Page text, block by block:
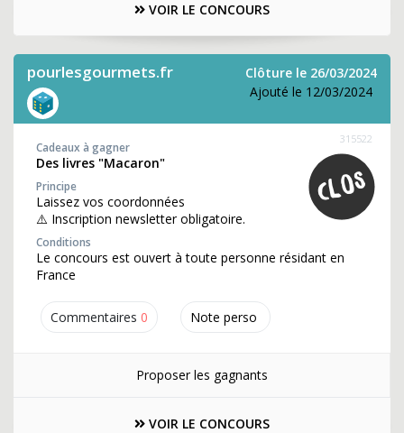
VOIR LE CONCOURS
pourlesgourmets.fr
Clôture le 26/03/2024
Ajouté le 12/03/2024
Commentaires 0 Note perso
315522
Cadeaux à gagner
Des livres "Macaron"
Principe
Laissez vos coordonnées
⚠️ Inscription newsletter obligatoire.
Conditions
Le concours est ouvert à toute personne résidant en
France
Proposer les gagnants
VOIR LE CONCOURS